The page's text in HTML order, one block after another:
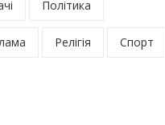
Політика
Релігія Спорт